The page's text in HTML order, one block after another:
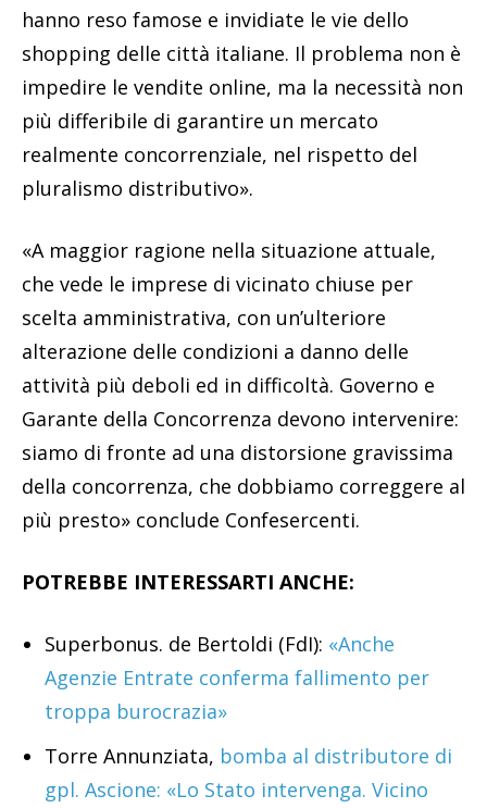
hanno reso famose e invidiate le vie dello
shopping delle città italiane. Il problema non è
impedire le vendite online, ma la necessità non
più differibile di garantire un mercato
realmente concorrenziale, nel rispetto del
pluralismo distributivo».
«A maggior ragione nella situazione attuale,
che vede le imprese di vicinato chiuse per
scelta amministrativa, con un’ulteriore
alterazione delle condizioni a danno delle
attività più deboli ed in difficoltà. Governo e
Garante della Concorrenza devono intervenire:
siamo di fronte ad una distorsione gravissima
della concorrenza, che dobbiamo correggere al
più presto» conclude Confesercenti.
POTREBBE INTERESSARTI ANCHE:
Superbonus. de Bertoldi (FdI): «Anche
Agenzie Entrate conferma fallimento per
troppa burocrazia»
Torre Annunziata, bomba al distributore di
gpl. Ascione: «Lo Stato intervenga. Vicino